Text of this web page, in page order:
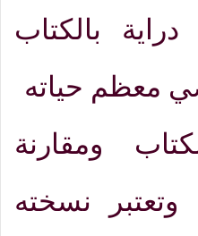
دراية بالكتاب
معظم حياته
ومقارنة
وتعتبر نسخته